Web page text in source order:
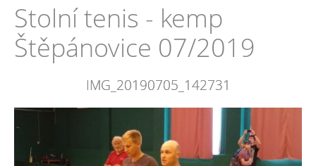
Stolní tenis - kemp
Štěpánovice 07/2019
IMG_20190705_142731